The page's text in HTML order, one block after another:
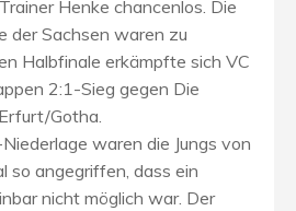
Henke chancenlos. Die
der Sachsen waren zu
Halbfinale erkämpfte sich VC
2:1-Sieg gegen Die
Gotha.
waren die Jungs von
so angegriffen, dass ein
nicht möglich war. Der